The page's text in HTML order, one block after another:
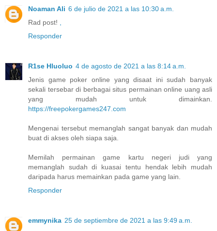
Noaman Ali 6 de julio de 2021 a las 10:30 a.m.
Rad post! ,
Responder
R1se Hluoluo 4 de agosto de 2021 a las 8:14 a.m.
Jenis game poker online yang disaat ini sudah banyak
sekali tersebar di berbagai situs permainan online uang asli
yang mudah untuk dimainkan.
https://freepokergames247.com
Mengenai tersebut memanglah sangat banyak dan mudah
buat di akses oleh siapa saja.
Memilah permainan game kartu negeri judi yang
memanglah sudah di kuasai tentu hendak lebih mudah
daripada harus memainkan pada game yang lain.
Responder
emmynika 25 de septiembre de 2021 a las 9:49 a.m.